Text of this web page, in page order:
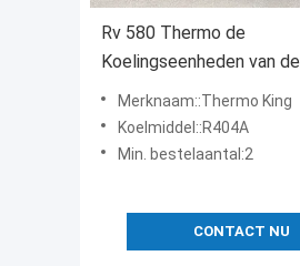
Rv 580 Thermo de
Koelingseenheden van de
Koningsr404a 2.5kg Kleine
Vrachtwagen
Merknaam::Thermo King
Koelmiddel::R404A
Min. bestelaantal:2
CONTACT NU